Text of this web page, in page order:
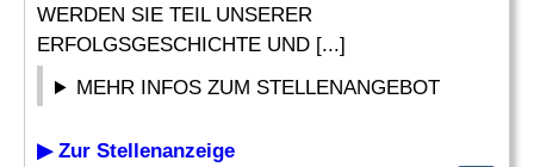
WERDEN SIE TEIL UNSERER
ERFOLGSGESCHICHTE UND [...]
MEHR INFOS ZUM STELLENANGEBOT
▶ Zur Stellenanzeige